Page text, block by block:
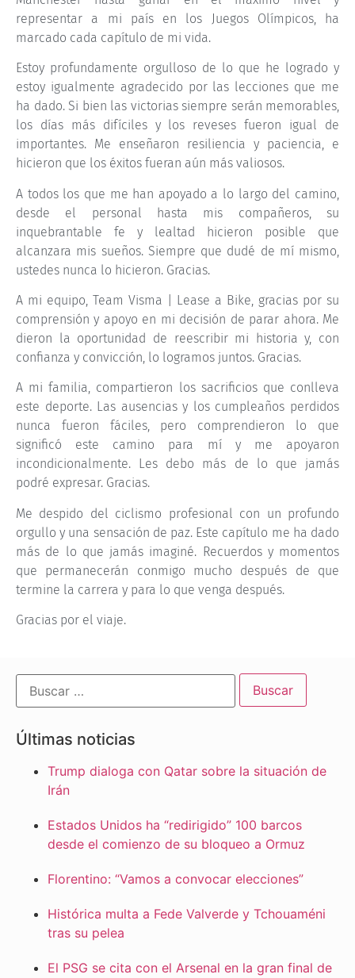
representar a mi país en los Juegos Olímpicos, ha
marcado cada capítulo de mi vida.
Estoy profundamente orgulloso de lo que he logrado y
estoy igualmente agradecido por las lecciones que me
ha dado. Si bien las victorias siempre serán memorables,
los días más difíciles y los reveses fueron igual de
importantes. Me enseñaron resiliencia y paciencia, e
hicieron que los éxitos fueran aún más valiosos.
A todos los que me han apoyado a lo largo del camino,
desde el personal hasta mis compañeros, su
inquebrantable fe y lealtad hicieron posible que
alcanzara mis sueños. Siempre que dudé de mí mismo,
ustedes nunca lo hicieron. Gracias.
A mi equipo, Team Visma | Lease a Bike, gracias por su
comprensión y apoyo en mi decisión de parar ahora. Me
dieron la oportunidad de reescribir mi historia y, con
confianza y convicción, lo logramos juntos. Gracias.
A mi familia, compartieron los sacrificios que conlleva
este deporte. Las ausencias y los cumpleaños perdidos
nunca fueron fáciles, pero comprendieron lo que
significó este camino para mí y me apoyaron
incondicionalmente. Les debo más de lo que jamás
podré expresar. Gracias.
Me despido del ciclismo profesional con un profundo
orgullo y una sensación de paz. Este capítulo me ha dado
más de lo que jamás imaginé. Recuerdos y momentos
que permanecerán conmigo mucho después de que
termine la carrera y para lo que venga después.
Gracias por el viaje.
Últimas noticias
Trump dialoga con Qatar sobre la situación de
Irán
Estados Unidos ha “redirigido” 100 barcos
desde el comienzo de su bloqueo a Ormuz
Florentino: “Vamos a convocar elecciones”
Histórica multa a Fede Valverde y Tchouaméni
tras su pelea
El PSG se cita con el Arsenal en la gran final de